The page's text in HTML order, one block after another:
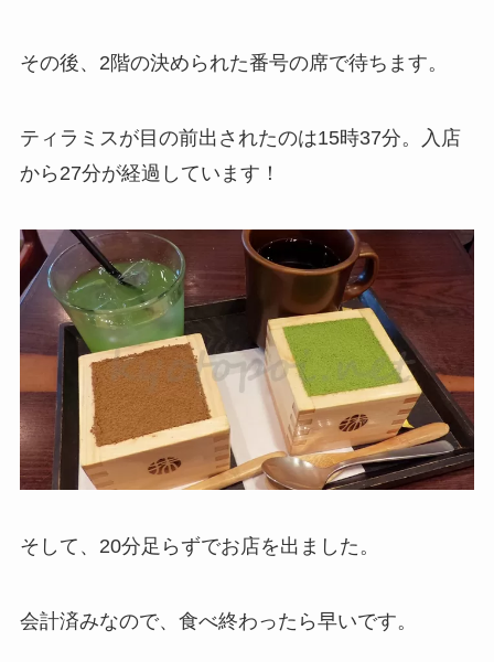
その後、2階の決められた番号の席で待ちます。
ティラミスが目の前出されたのは15時37分。入店
から27分が経過しています！
そして、20分足らずでお店を出ました。
会計済みなので、食べ終わったら早いです。